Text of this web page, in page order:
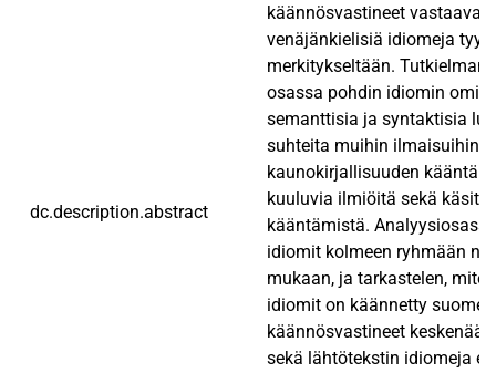
dc.description.abstract
käännösvastineet vastaavat
venäjänkielisiä idiomeja
merkitykseltään. Tutkielman
osassa pohdin idiomin
semanttisia ja syntaktisia
suhteita muihin ilmaisuihin.
kaunokirjallisuuden
kuuluvia ilmiöitä sekä
kääntämistä.
idiomit kolmeen ryhmään
mukaan, ja tarkastelen,
idiomit on käännetty
käännösvastineet
sekä lähtötekstin idiomeja